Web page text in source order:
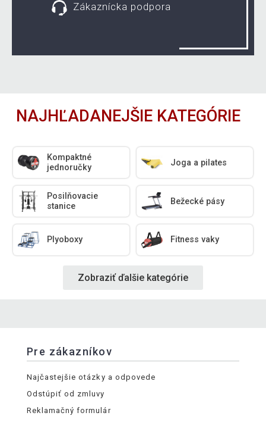
Zákaznícka podpora
NAJHĽADANEJŠIE KATEGÓRIE
Kompaktné
jednoručky
Joga a pilates
Posilňovacie
stanice
Bežecké pásy
Plyoboxy Fitness vaky
Zobraziť ďalšie kategórie
Pre zákazníkov
Najčastejšie otázky a odpovede
Odstúpiť od zmluvy
Reklamačný formulár